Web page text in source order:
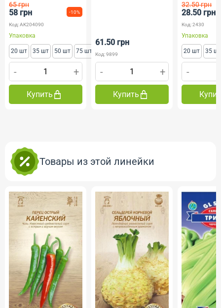
65 грн
58 грн -10%
Код: AK204090
Упаковка
20 шт 35 шт 50 шт 75 шт
- +
Купить
61.50 грн
Код: 9899
- +
Купить
32.50 грн
28.50 грн
Код: 2430
Упаковка
20 шт 35
-
Товары из этой линейки